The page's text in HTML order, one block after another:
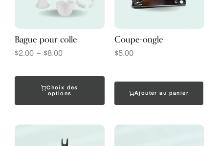
Bague pour colle
$2.00 – $8.00
Choix des
options
Coupe-ongle
$5.00
Ajouter au panier